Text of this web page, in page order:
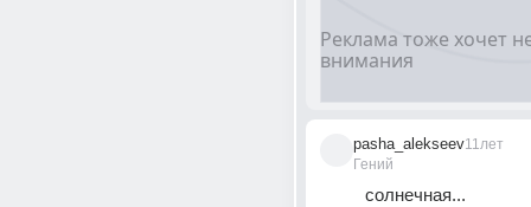
pasha_alekseev
Гений
11лет
солнечная...